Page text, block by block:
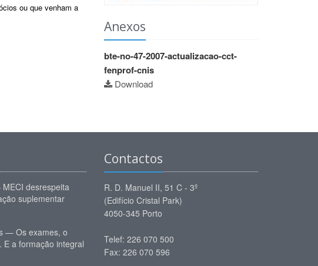
ou que venham a
Anexos
bte-no-47-2007-actualizacao-cct-
fenprof-cnis
Download
desrespeita
suplementar
— Os exames, o
E a formação integral
Contactos
R. D. Manuel II, 51 C - 3º
(Edifício Cristal Park)
4050-345 Porto
Telef: 226 070 500
Fax: 226 070 596